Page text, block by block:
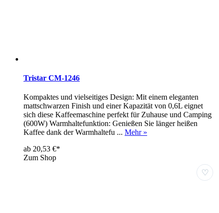
Tristar CM-1246
Kompaktes und vielseitiges Design: Mit einem eleganten
mattschwarzen Finish und einer Kapazität von 0,6L eignet
sich diese Kaffeemaschine perfekt für Zuhause und Camping
(600W) Warmhaltefunktion: Genießen Sie länger heißen
Kaffee dank der Warmhaltefu ... Mehr »
ab 20,53 €*
Zum Shop
♡